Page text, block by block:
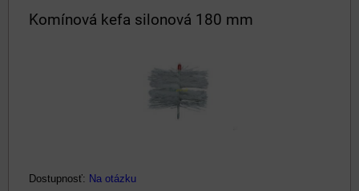
Komínová kefa silonová 180 mm
Dostupnosť: Na otázku